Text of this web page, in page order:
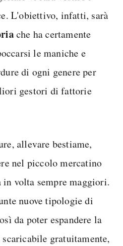
L'obiettivo, infatti, sarà
che ha certamente
le maniche e
di ogni genere per
gestori di fattorie
allevare bestiame,
nel piccolo mercatino
volta sempre maggiori.
nuove tipologie di
da poter espandere la
gratuitamente,